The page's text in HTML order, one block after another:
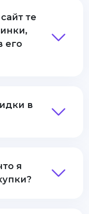
те
его
в
я